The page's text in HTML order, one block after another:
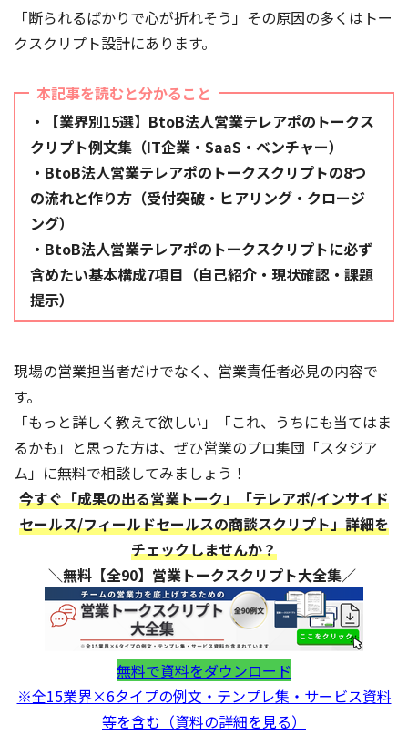
「断られるばかりで心が折れそう」その原因の多くはトー
クスクリプト設計にあります。
本記事を読むと分かること
・【業界別15選】BtoB法人営業テレアポのトークス
クリプト例文集（IT企業・SaaS・ベンチャー）
・BtoB法人営業テレアポのトークスクリプトの8つ
の流れと作り方（受付突破・ヒアリング・クロージ
ング）
・BtoB法人営業テレアポのトークスクリプトに必ず
含めたい基本構成7項目（自己紹介・現状確認・課題
提示）
現場の営業担当者だけでなく、営業責任者必見の内容で
す。
「もっと詳しく教えて欲しい」「これ、うちにも当てはま
るかも」と思った方は、ぜひ営業のプロ集団「スタジア
ム」に無料で相談してみましょう！
今すぐ「成果の出る営業トーク」「テレアポ/インサイド
セールス/フィールドセールスの商談スクリプト」詳細を
チェックしませんか？
＼無料【全90】営業トークスクリプト大全集／
無料で資料をダウンロード
※全15業界×6タイプの例文・テンプレ集・サービス資料
等を含む（資料の詳細を見る）